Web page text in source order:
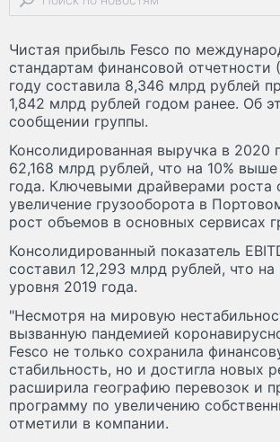
Чистая прибыль Fesco по
стандартам финансовой
году составила 8,346 млрд рублей
1,842 млрд рублей годом ранее. Об
сообщении группы.
Консолидированная выручка в 2020
62,168 млрд рублей, что на 10%
года. Ключевыми драйверами роста
увеличение грузооборота в
рост объемов в основных сервисах
Консолидированный показатель
составил 12,293 млрд рублей, что
уровня 2019 года.
"Несмотря на мировую
вызванную пандемией
Fesco не только сохранила
стабильность, но и достигла новых
расширила географию перевозок и
программу по увеличению
отметили в компании.